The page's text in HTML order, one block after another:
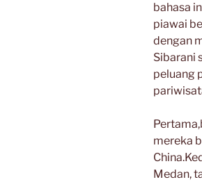
bahasa
piawai
dengan
Sibarani
peluang
mereka
Medan,